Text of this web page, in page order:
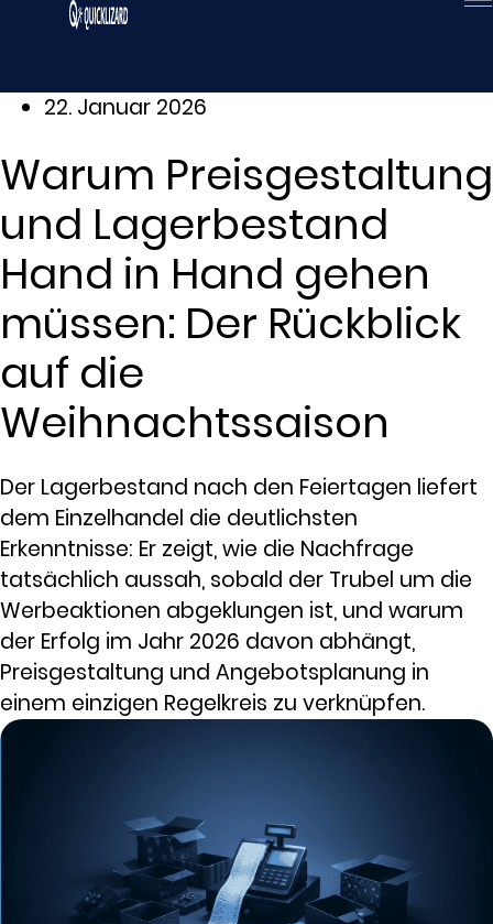
22. Januar 2026
Warum Preisgestaltung
und Lagerbestand
Hand in Hand gehen
müssen: Der Rückblick
auf die
Weihnachtssaison
Der Lagerbestand nach den Feiertagen liefert
dem Einzelhandel die deutlichsten
Erkenntnisse: Er zeigt, wie die Nachfrage
tatsächlich aussah, sobald der Trubel um die
Werbeaktionen abgeklungen ist, und warum
der Erfolg im Jahr 2026 davon abhängt,
Preisgestaltung und Angebotsplanung in
einem einzigen Regelkreis zu verknüpfen.